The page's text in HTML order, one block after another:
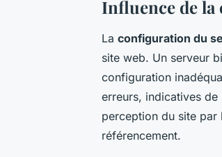
Influence de
La configuration du
site web. Un serveur
configuration
erreurs, indicatives de
perception du site par
référencement.